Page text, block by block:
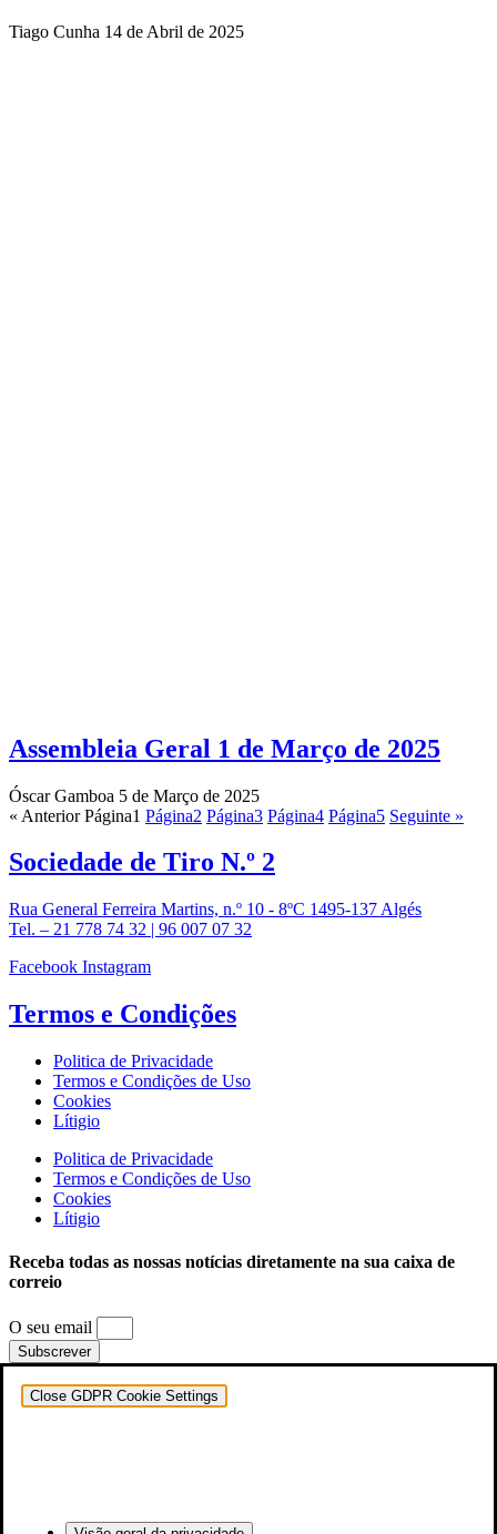
Tiago Cunha 14 de Abril de 2025
Assembleia Geral 1 de Março de 2025
Óscar Gamboa 5 de Março de 2025
« Anterior Página1 Página2 Página3 Página4 Página5 Seguinte »
Sociedade de Tiro N.º 2
Rua General Ferreira Martins, n.º 10 - 8ºC 1495-137 Algés
Tel. – 21 778 74 32 | 96 007 07 32
Facebook Instagram
Termos e Condições
Politica de Privacidade
Termos e Condições de Uso
Cookies
Lítigio
Politica de Privacidade
Termos e Condições de Uso
Cookies
Lítigio
Receba todas as nossas notícias diretamente na sua caixa de
correio
O seu email
Subscrever
Close GDPR Cookie Settings